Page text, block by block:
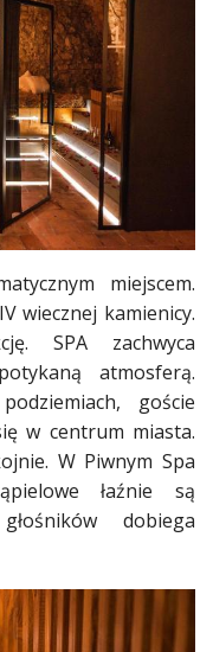
miejscem.
wiecznej kamienicy.
SPA zachwyca
atmosferą.
goście
w centrum miasta.
W Piwnym Spa
łaźnie są
dobiega